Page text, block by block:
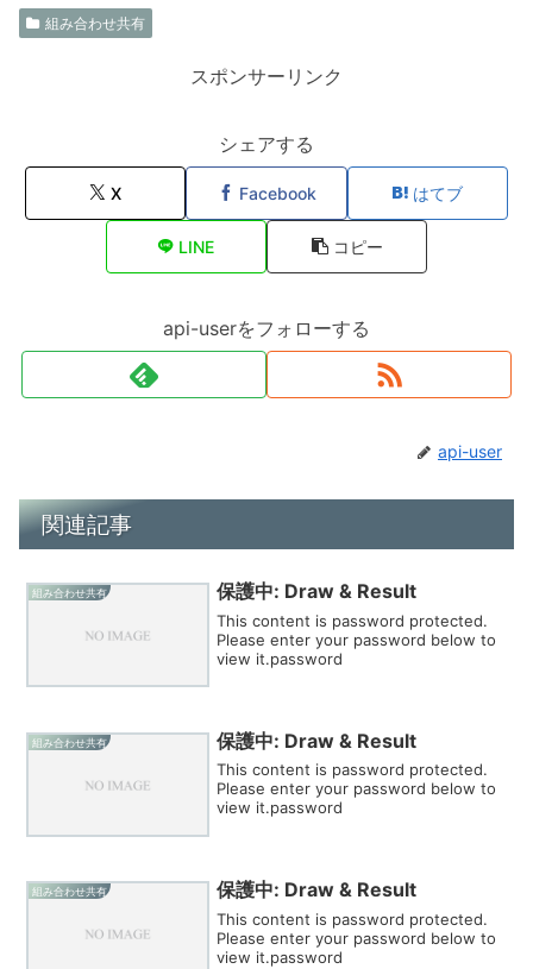
組み合わせ共有
スポンサーリンク
シェアする
X Facebook はてブ
LINE コピー
api-userをフォローする
api-user
関連記事
組み合わせ共有 保護中: Draw & Result
This content is password protected.
Please enter your password below to
view it.password
組み合わせ共有 保護中: Draw & Result
This content is password protected.
Please enter your password below to
view it.password
組み合わせ共有 保護中: Draw & Result
This content is password protected.
Please enter your password below to
view it.password